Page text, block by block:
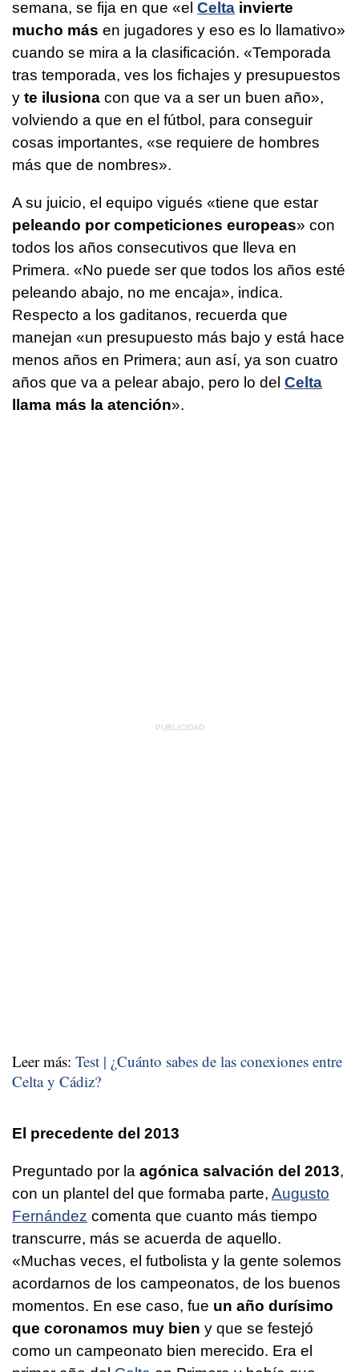
semana, se fija en que «el Celta invierte
mucho más en jugadores y eso es lo llamativo»
cuando se mira a la clasificación. «Temporada
tras temporada, ves los fichajes y presupuestos
y te ilusiona con que va a ser un buen año»,
volviendo a que en el fútbol, para conseguir
cosas importantes, «se requiere de hombres
más que de nombres».
A su juicio, el equipo vigués «tiene que estar
peleando por competiciones europeas» con
todos los años consecutivos que lleva en
Primera. «No puede ser que todos los años esté
peleando abajo, no me encaja», indica.
Respecto a los gaditanos, recuerda que
manejan «un presupuesto más bajo y está hace
menos años en Primera; aun así, ya son cuatro
años que va a pelear abajo, pero lo del Celta
llama más la atención».
Leer más: Test | ¿Cuánto sabes de las conexiones entre
Celta y Cádiz?
El precedente del 2013
Preguntado por la agónica salvación del 2013,
con un plantel del que formaba parte, Augusto
Fernández comenta que cuanto más tiempo
transcurre, más se acuerda de aquello.
«Muchas veces, el futbolista y la gente solemos
acordarnos de los campeonatos, de los buenos
momentos. En ese caso, fue un año durísimo
que coronamos muy bien y que se festejó
como un campeonato bien merecido. Era el